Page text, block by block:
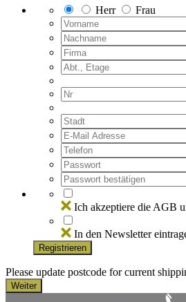
Herr Frau
Ich akzeptiere die AGB
In den Newsletter
Registrieren
Please update postcode for current